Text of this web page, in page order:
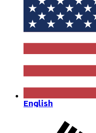
English